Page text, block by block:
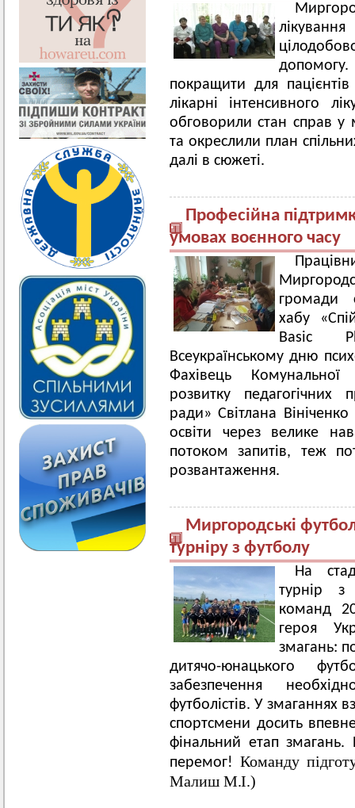
покращити для пацієнтів
лікарні інтенсивного
обговорили стан справ у
та окреслили план
далі в сюжеті.
Професійна
умовах воєнного часу
громади
хабу
Basic
Всеукраїнському дню
Фахівець
розвитку педагогічних
ради» Світлана
освіти через велике
потоком запитів, теж
розвантаження.
Миргородські
турніру з футболу
На
турнір з
команд
героя
змагань:
дитячо-юнацького
забезпечення
футболістів. У змаганнях
спортсмени досить
фінальний етап
перемог!Команду
Малиш М.І.)